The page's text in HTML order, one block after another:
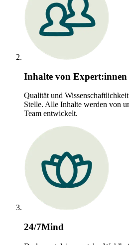
Inhalte von Expert:innen
Qualität und
Stelle. Alle Inhalte werden von
Team entwickelt.
24/7Mind